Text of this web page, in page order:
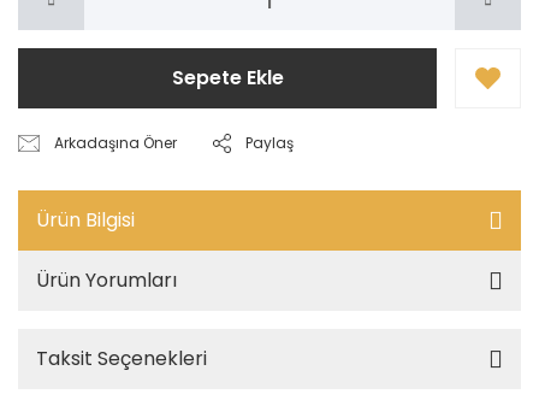
Sepete Ekle
Arkadaşına Öner Paylaş
Ürün Bilgisi
Ürün Yorumları
Taksit Seçenekleri